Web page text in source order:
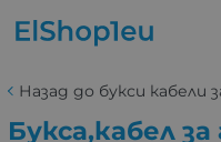
Назад до букси
Букса,кабел